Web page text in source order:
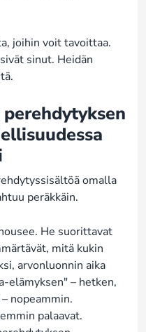
joihin voit tavoittaa.
sinut. Heidän
omalla
peräkkäin.
He suorittavat
mitä kukin
arvonluonnin aika
elämyksen" – hetken,
nopeammin.
palaavat.